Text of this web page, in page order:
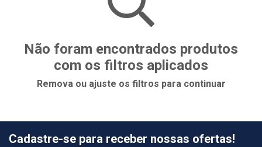
Não foram encontrados produtos
com os filtros aplicados
Remova ou ajuste os filtros para continuar
Cadastre-se para receber nossas ofertas!